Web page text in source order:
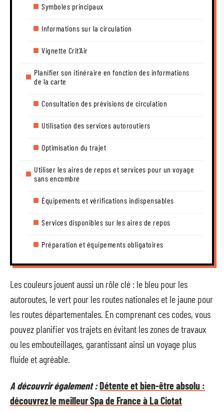
Symboles principaux
Informations sur la circulation
Vignette Crit’Air
Planifier son itinéraire en fonction des informations
de la carte
Consultation des prévisions de circulation
Utilisation des services autoroutiers
Optimisation du trajet
Utiliser les aires de repos et services pour un voyage
sans encombre
Équipements et vérifications indispensables
Services disponibles sur les aires de repos
Préparation et équipements obligatoires
Les couleurs jouent aussi un rôle clé : le bleu pour les
autoroutes, le vert pour les routes nationales et le jaune pour
les routes départementales. En comprenant ces codes, vous
pouvez planifier vos trajets en évitant les zones de travaux
ou les embouteillages, garantissant ainsi un voyage plus
fluide et agréable.
A découvrir également :Détente et bien-être absolu :
découvrez le meilleur Spa de France à La Ciotat